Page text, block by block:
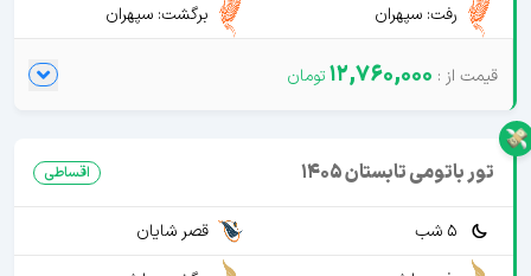
رفت: سپهران
برگشت: سپهران
12,760,000
تور باتومی تابستان 1405 اقساطی
5 شب
قصر شایان